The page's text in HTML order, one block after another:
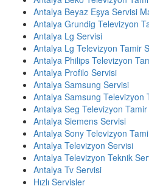
Antalya Beyaz Eşya Servisi
Antalya Grundig Televizyon
Antalya Lg Servisi
Antalya Lg Televizyon Tamir
Antalya Philips Televizyon
Antalya Profilo Servisi
Antalya Samsung Servisi
Antalya Samsung Televizyon
Antalya Seg Televizyon
Antalya Siemens Servisi
Antalya Sony Televizyon
Antalya Televizyon Servisi
Antalya Televizyon Teknik
Antalya Tv Servisi
Hızlı Servisler